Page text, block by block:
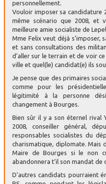
personnellement.
Vouloir imposer sa candidature
même scénario que 2008, et
meilleure amie socialiste de
Mme Felix veut déjà s’imposer,
et sans consultations des
d’aller sur le terrain et de voir
ville et quel(le) candidat(e) ils
Je pense que des primaires
comme pour les
légitimité à la personne
changement à Bourges.
Bien sûr il y a son éternel rival
2008, conseiller général,
responsables socialistes du
charismatique, diplomate. Mais
Maire de Bourges si le non
abandonnera t’il son mandat de
D’autres candidats pourraient